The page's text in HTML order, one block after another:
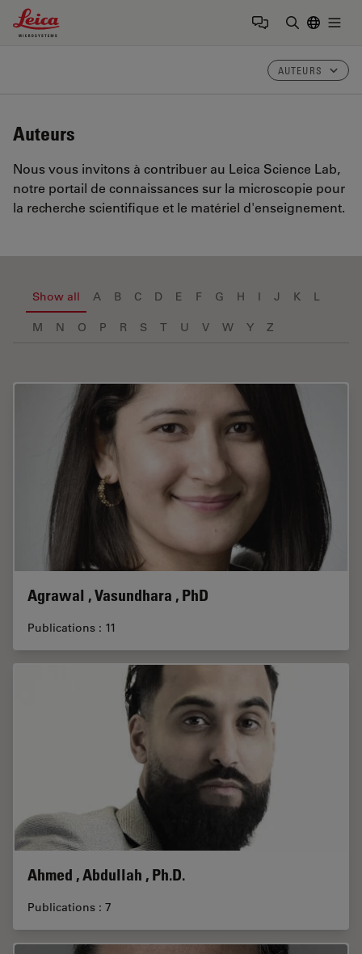
Leica Microsystems Logo
AUTEURS
Auteurs
Nous vous invitons à contribuer au Leica Science Lab,
notre portail de connaissances sur la microscopie pour
la recherche scientifique et le matériel d'enseignement.
Show all A B C D E F G H I J K L
M N O P R S T U V W Y Z
Agrawal , Vasundhara , PhD
Publications : 11
Ahmed , Abdullah , Ph.D.
Publications : 7